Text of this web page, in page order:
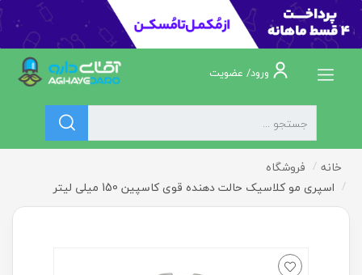
ورود/ عضویت
خانه
فروشگاه
اسپری مو کلاسیک حالت دهنده قوی کاسپین 150 میلی لیتر